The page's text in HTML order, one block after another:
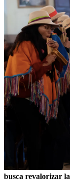
busca revalorizar